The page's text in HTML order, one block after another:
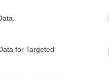
for Targeted